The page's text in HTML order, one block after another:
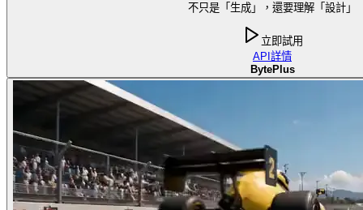
不只是「生成」，還要理解「設計」
立即試用
API 詳情
BytePlus